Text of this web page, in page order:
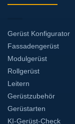
Gerüst Konfigurator
Fassadengerüst
Modulgerüst
Rollgerüst
Leitern
Gerüstzubehör
Gerüstarten
KI-Gerüst-Check